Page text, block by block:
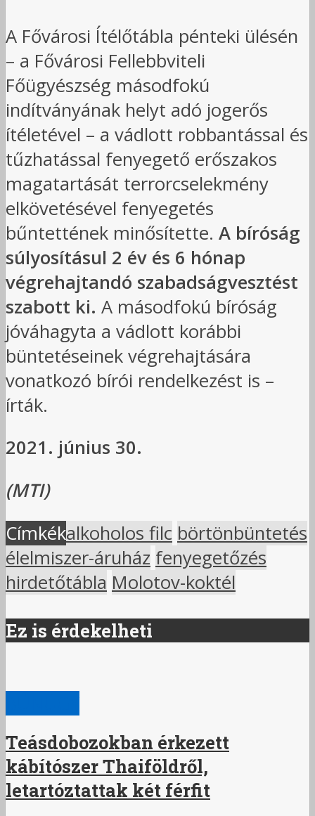
A Fővárosi Ítélőtábla pénteki ülésén
– a Fővárosi Fellebbviteli
Főügyészség másodfokú
indítványának helyt adó jogerős
ítéletével – a vádlott robbantással és
tűzhatással fenyegető erőszakos
magatartását terrorcselekmény
elkövetésével fenyegetés
bűntettének minősítette. A bíróság
súlyosításul 2 év és 6 hónap
végrehajtandó szabadságvesztést
szabott ki. A másodfokú bíróság
jóváhagyta a vádlott korábbi
büntetéseinek végrehajtására
vonatkozó bírói rendelkezést is –
írták.
2021. június 30.
(MTI)
Címkékalkoholos filc börtönbüntetés
élelmiszer-áruház fenyegetőzés
hirdetőtábla Molotov-koktél
Ez is érdekelheti
Teásdobozokban érkezett
kábítószer Thaiföldről,
letartóztattak két férfit